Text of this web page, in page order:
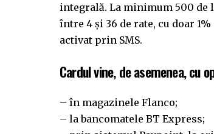
integrală. La minimum 500 de
între 4 și 36 de rate, cu doar
activat prin SMS.
Cardul vine, de asemenea, cu
– în magazinele Flanco;
– la bancomatele BT Express;